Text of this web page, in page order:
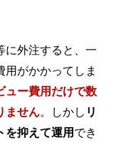
に外注すると、一
がかかってしま
ュー費用だけで数
ません。しかし リ
を抑えて運用でき